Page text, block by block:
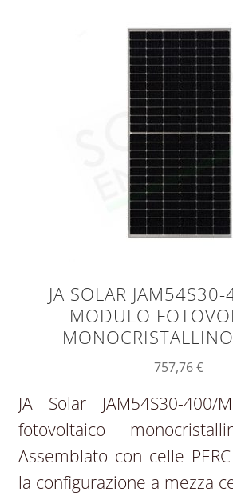
JA SOLAR
MODULO
757,76€
JA Solar JAM54S30-
fotovoltaico
Assemblato con celle
la configurazione a mezza